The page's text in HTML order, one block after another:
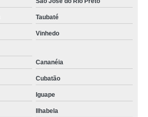
Taubaté
Vinhedo
Cananéia
Cubatão
Iguape
Ilhabela